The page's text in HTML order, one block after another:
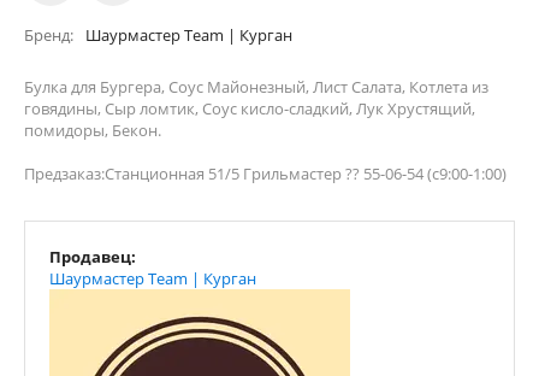
Бренд Шаурмастер Team | Курган
Булка для Бургера, Соус Майонезный, Лист Салата, Котлета из
говядины, Сыр ломтик, Соус кисло-сладкий, Лук Хрустящий,
помидоры, Бекон.
Предзаказ:Станционная 51/5 Грильмастер ?? 55-06-54 (с9:00-1:00)
Продавец:
Шаурмастер Team | Курган